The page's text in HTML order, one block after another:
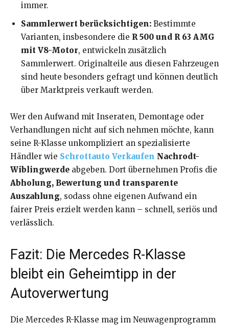
immer.
Sammlerwert berücksichtigen: Bestimmte
Varianten, insbesondere die R 500 und R 63 AMG
mit V8-Motor, entwickeln zusätzlich
Sammlerwert. Originalteile aus diesen Fahrzeugen
sind heute besonders gefragt und können deutlich
über Marktpreis verkauft werden.
Wer den Aufwand mit Inseraten, Demontage oder
Verhandlungen nicht auf sich nehmen möchte, kann
seine R-Klasse unkompliziert an spezialisierte
Händler wie Schrottauto Verkaufen Nachrodt-
Wiblingwerde abgeben. Dort übernehmen Profis die
Abholung, Bewertung und transparente
Auszahlung, sodass ohne eigenen Aufwand ein
fairer Preis erzielt werden kann – schnell, seriös und
verlässlich.
Fazit: Die Mercedes R-Klasse
bleibt ein Geheimtipp in der
Autoverwertung
Die Mercedes R-Klasse mag im Neuwagenprogramm